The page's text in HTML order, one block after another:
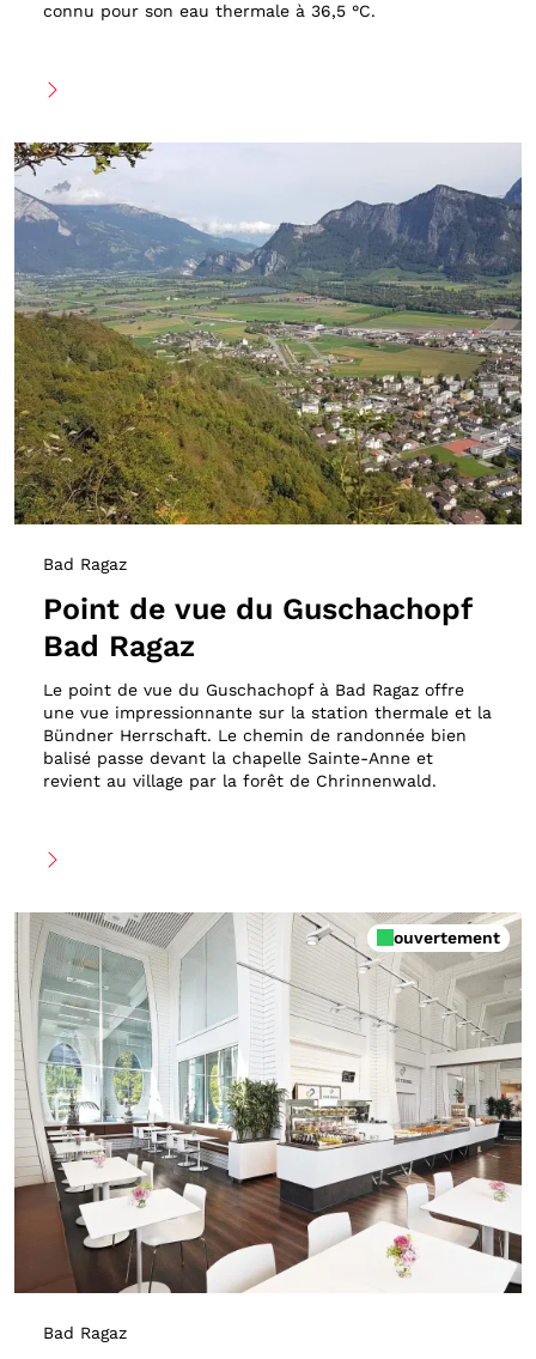
connu pour son eau thermale à 36,5 °C.
Bad Ragaz
Point de vue du Guschachopf
Bad Ragaz
Le point de vue du Guschachopf à Bad Ragaz offre
une vue impressionnante sur la station thermale et la
Bündner Herrschaft. Le chemin de randonnée bien
balisé passe devant la chapelle Sainte-Anne et
revient au village par la forêt de Chrinnenwald.
ouvertement
Bad Ragaz